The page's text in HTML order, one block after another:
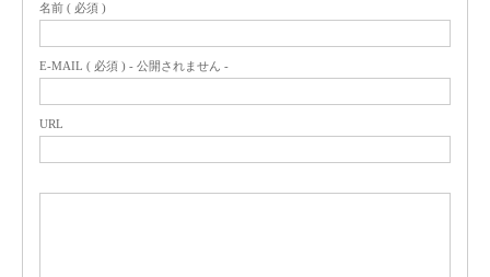
名前 ( 必須 )
E-MAIL ( 必須 ) - 公開されません -
URL